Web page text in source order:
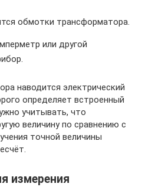
обмотки трансформатора.
или другой
наводится электрический
определяет встроенный
учитывать, что
величину по сравнению с
точной величины
измерения